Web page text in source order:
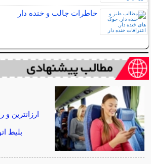
خاطرات جالب و خنده دار
ارزانترین
بلیط